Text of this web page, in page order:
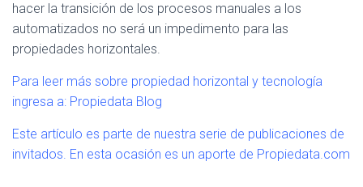
hacer la transición de los procesos manuales a los
automatizados no será un impedimento para las
propiedades horizontales.
Para leer más sobre propiedad horizontal y tecnología
ingresa a: Propiedata Blog
Este artículo es parte de nuestra serie de publicaciones de
invitados. En esta ocasión es un aporte de Propiedata.com